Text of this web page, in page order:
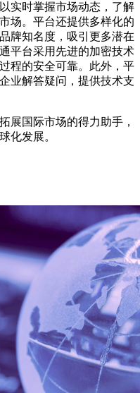
时掌握市场动态，了解
场。平台还提供多样化的
牌知名度，吸引更多潜在
平台采用先进的加密技术
程的安全可靠。此外，平
业解答疑问，提供技术支
国际市场的得力助手，
化发展。